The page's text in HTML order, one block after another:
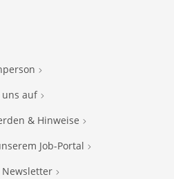
uns auf
& Hinweise
Job-Portal